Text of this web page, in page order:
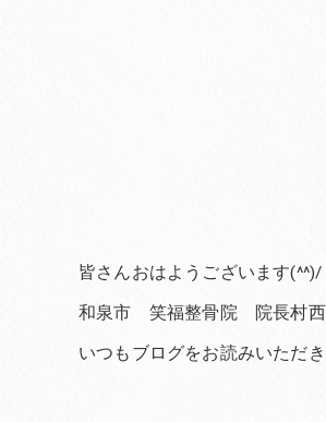
皆さんおはようございます(^^)/
和泉市 笑福整骨院 院長村西
いつもブログをお読みいただ